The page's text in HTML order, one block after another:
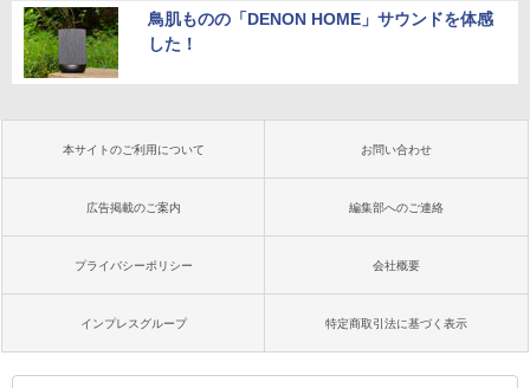
鳥肌ものの「DENON HOME」サウンドを体感
した！
本サイトのご利用について お問い合わせ
広告掲載のご案内 編集部へのご連絡
プライバシーポリシー 会社概要
インプレスグループ 特定商取引法に基づく表示